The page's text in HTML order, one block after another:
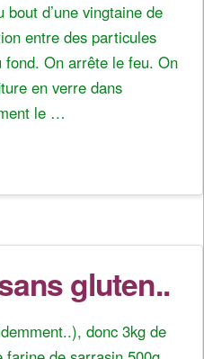
d’une vingtaine de
entre des particules
On arrête le feu. On
en verre dans
le …
gluten..
donc 3kg de